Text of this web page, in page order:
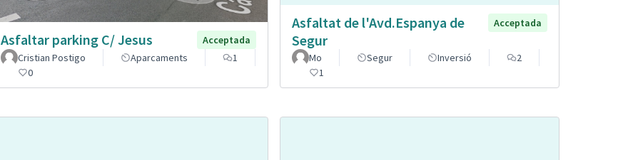
Asfaltar parking C/ Jesus
Acceptada
Cristian Postigo
Aparcaments
1
0
Asfaltat de l'Avd.Espanya de
Segur
Acceptada
Mo Segur Inversió
2
1